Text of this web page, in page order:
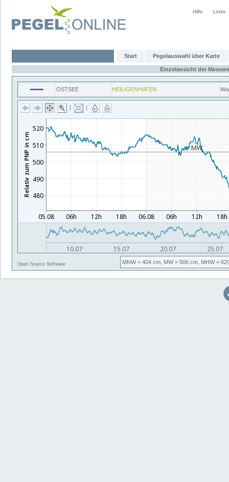
Hilfe Links
Start Pegelauswahl über Karte
Einzelansicht der
OSTSEE HEILIGENHAFEN
| |
Open Source Software MNW= 404 cm, MW= 506 cm, MHW=